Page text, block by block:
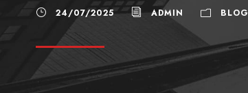
24/07/2025 ADMIN BLOG